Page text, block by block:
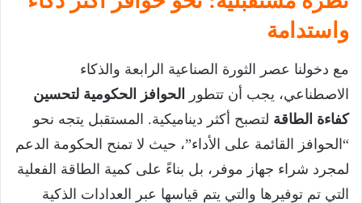
واستدامة
مع دخولنا عصر الثورة الصناعية الرابعة والذكاء
الاصطناعي، يجب أن تتطور
الحوافز الحكومية لتحسين
كفاءة الطاقة لتصبح أكثر ديناميكية. المستقبل يتجه نحو
“الحوافز القائمة على الأداء”، حيث لا تمنح الحكومة الدعم
لمجرد شراء جهاز موفر، بل بناءً على كمية الطاقة الفعلية
التي تم توفيرها والتي يتم قياسها عبر العدادات الذكية